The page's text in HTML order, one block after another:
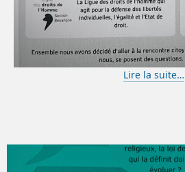
Lire la suite…